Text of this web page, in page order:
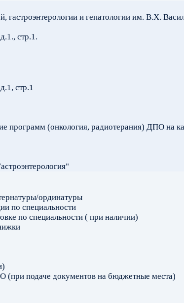
гастроэнтерологии и гепатологии им. В.Х.
стр.1.
стр.1
программ (онкология, радиотерания) ДПО на
ординатуры
по специальности
по специальности ( при наличии)
(при подаче документов на бюджетные места)